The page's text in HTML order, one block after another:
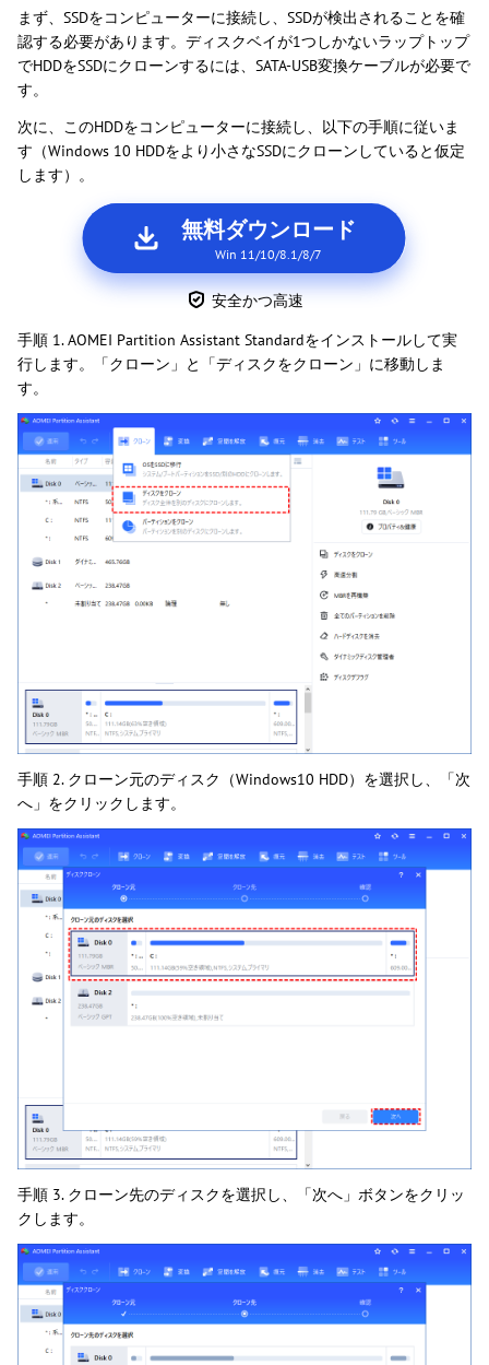
まず、SSDをコンピューターに接続し、SSDが検出されることを確
認する必要があります。ディスクベイが1つしかないラップトップ
でHDDをSSDにクローンするには、SATA-USB変換ケーブルが必要で
す。
次に、このHDDをコンピューターに接続し、以下の手順に従いま
す（Windows 10 HDDをより小さなSSDにクローンしていると仮定
します）。
無料ダウンロード
Win 11/10/8.1/8/7
安全かつ高速
手順 1. AOMEI Partition Assistant Standardをインストールして実
行します。「クローン」と「ディスクをクローン」に移動しま
す。
手順 2. クローン元のディスク（Windows10 HDD）を選択し、「次
へ」をクリックします。
手順 3. クローン先のディスクを選択し、「次へ」ボタンをクリッ
クします。